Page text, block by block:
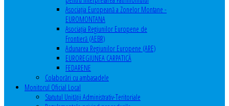
Asociația Europeană a Zonelor Montane -
EUROMONTANA
Asociația Regiunilor Europene de
Frontieră (AEBR)
Adunarea Regiunilor Europene (ARE)
EUROREGIUNEA CARPATICĂ
FEDARENE
Colaborări cu ambasadele
Monitorul Oficial Local
Statutul Unităţii Administrativ-Teritoriale